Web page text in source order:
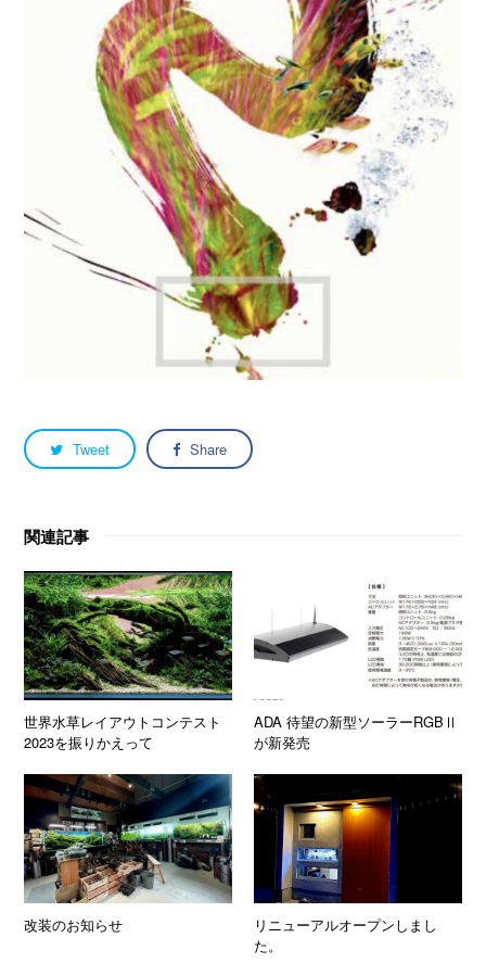
Tweet Share
関連記事
世界水草レイアウトコンテスト
2023を振りかえって
ADA 待望の新型ソーラーRGBⅡ
が新発売
改装のお知らせ
リニューアルオープンしまし
た。